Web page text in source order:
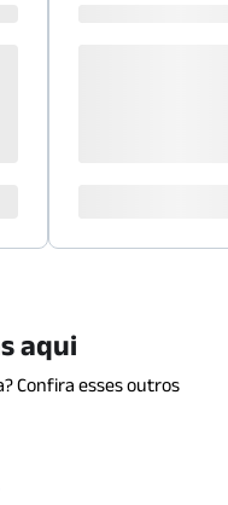
aqui
Confira esses outros